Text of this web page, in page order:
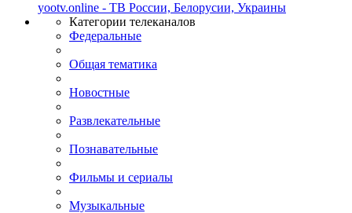
yootv.online - ТВ России, Белорусии, Украины
Категории телеканалов
Федеральные
Общая тематика
Новостные
Развлекательные
Познавательные
Фильмы и сериалы
Музыкальные